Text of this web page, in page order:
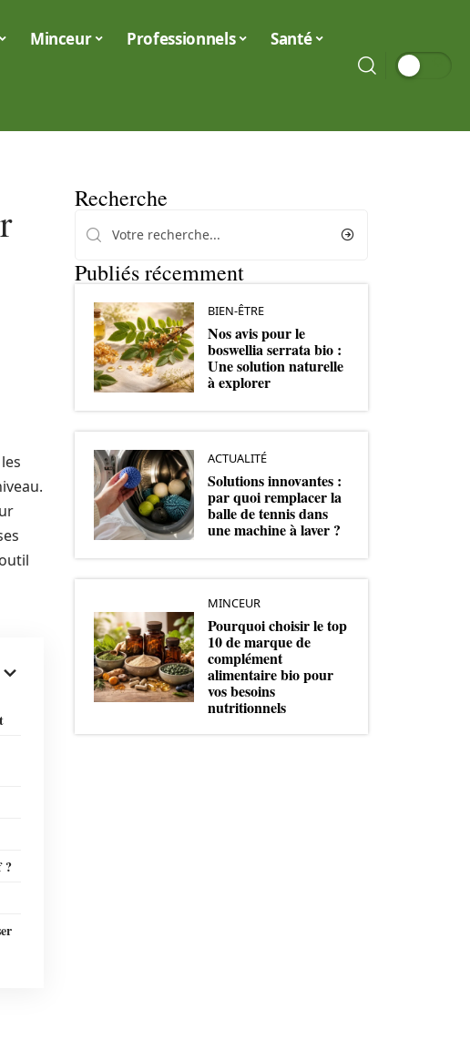
Minceur Professionnels Santé
?
Recherche
Publiés récemment
BIEN-ÊTRE
Nos avis pour le
boswellia serrata bio :
Une solution naturelle
à explorer
ACTUALITÉ
Solutions innovantes :
par quoi remplacer la
balle de tennis dans
une machine à laver ?
MINCEUR
Pourquoi choisir le top
10 de marque de
complément
alimentaire bio pour
vos besoins
nutritionnels